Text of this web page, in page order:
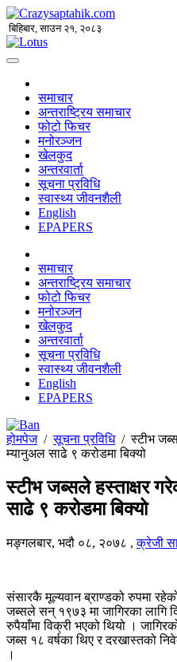
बिहिबार, साउन २१, २०८३
समाचार
अन्तराष्ट्रिय समाचार
फोटो फिचर
मनोरञ्जन
खेलकुद
अन्तरवार्ता
सूचना प्रविधि
स्वास्थ्य जीवनशैली
English
EPAPERS
समाचार
अन्तराष्ट्रिय समाचार
फोटो फिचर
मनोरञ्जन
खेलकुद
अन्तरवार्ता
सूचना प्रविधि
स्वास्थ्य जीवनशैली
English
EPAPERS
होमपेज/सूचना प्रविधि/स्टीभ
म्यानुअल साढे ९ करोडमा बिक्यो
स्टीभ जब्सले हस्ताक्षर
साढे ९ करोडमा बिक्यो
मङ्गलबार, भदौ ०८, २०७८ ,क्रेजी
संसारकै मूल्यवान ब्राण्डको रुपमा
जब्सले सन् १९७३ मा जागिरका लागि
रुपैयाँमा विक्री भएको थियो ।
जब्स १८ वर्षका थिए र दरखास्तको
।